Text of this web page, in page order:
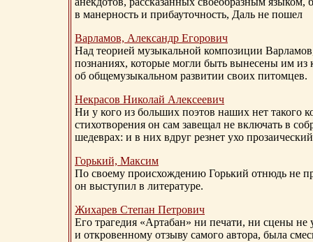
в манерность и прибауточность, Даль не пошел
Варламов, Александр Егорович
Над теорией музыкальной композиции
познаниях, которые могли быть вынесены им из
об общемузыкальном развитии своих питомцев.
Некрасов Николай Алексеевич
Ни у кого из больших поэтов наших нет такого
стихотворения он сам завещал не включать в
шедеврах: и в них вдруг резнет ухо
Горький, Максим
По своему происхождению Горький отнюдь не
он выступил в литературе.
Жихарев Степан Петрович
Его трагедия «Артабан» ни печати, ни сцены
и откровенному отзыву самого автора, была